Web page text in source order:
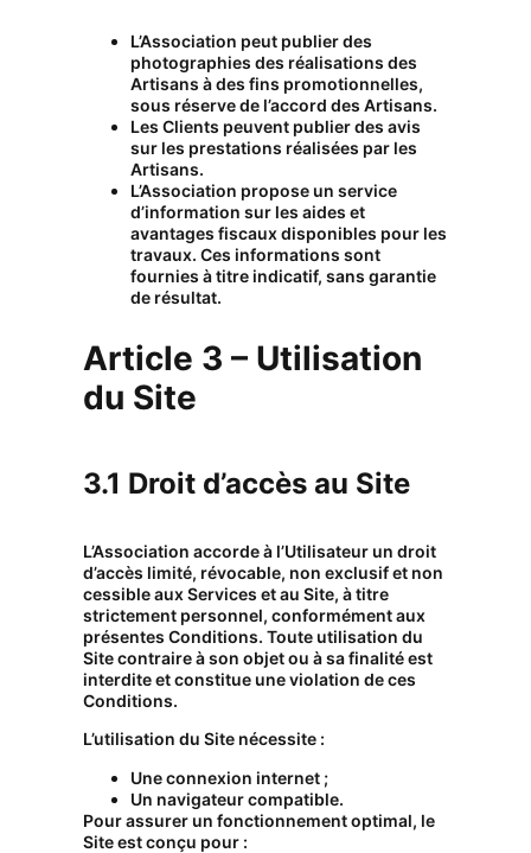
L’Association peut publier des
photographies des réalisations des
Artisans à des fins promotionnelles,
sous réserve de l’accord des Artisans.
Les Clients peuvent publier des avis
sur les prestations réalisées par les
Artisans.
L’Association propose un service
d’information sur les aides et
avantages fiscaux disponibles pour les
travaux. Ces informations sont
fournies à titre indicatif, sans garantie
de résultat.
Article 3 – Utilisation
du Site
3.1 Droit d’accès au Site
L’Association accorde à l’Utilisateur un droit
d’accès limité, révocable, non exclusif et non
cessible aux Services et au Site, à titre
strictement personnel, conformément aux
présentes Conditions. Toute utilisation du
Site contraire à son objet ou à sa finalité est
interdite et constitue une violation de ces
Conditions.
L’utilisation du Site nécessite :
Une connexion internet ;
Un navigateur compatible.
Pour assurer un fonctionnement optimal, le
Site est conçu pour :